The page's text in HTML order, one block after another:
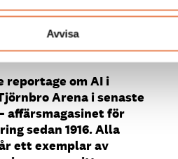
Avvisa
en AI som svarar på sådana
att de som brukar svara
på att det som är bäst för
för våra gäster.
reportage om AI i
Arena i senaste
affärsmagasinet för
sedan 1916. Alla
ett exemplar av